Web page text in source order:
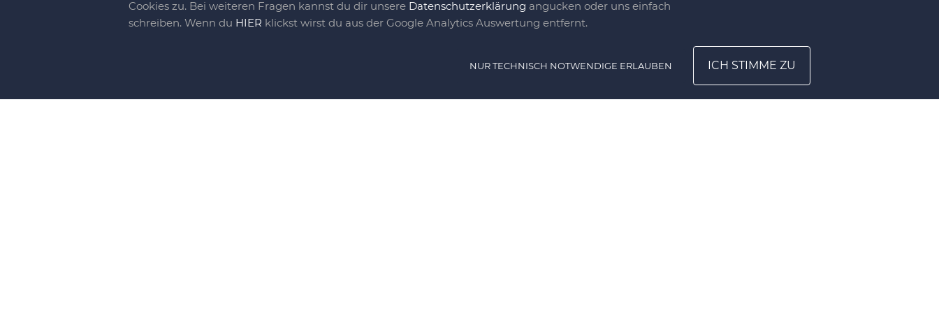
Cookies zu. Bei weiteren Fragen kannst du dir unsere Datenschutzerklärung angucken oder uns einfach
schreiben. Wenn du HIER klickst wirst du aus der Google Analytics Auswertung entfernt.
ICH STIMME ZU
NUR TECHNISCH NOTWENDIGE ERLAUBEN